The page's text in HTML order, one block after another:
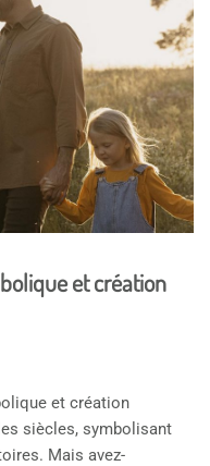
et création
et création
siècles, symbolisant
Mais avez-